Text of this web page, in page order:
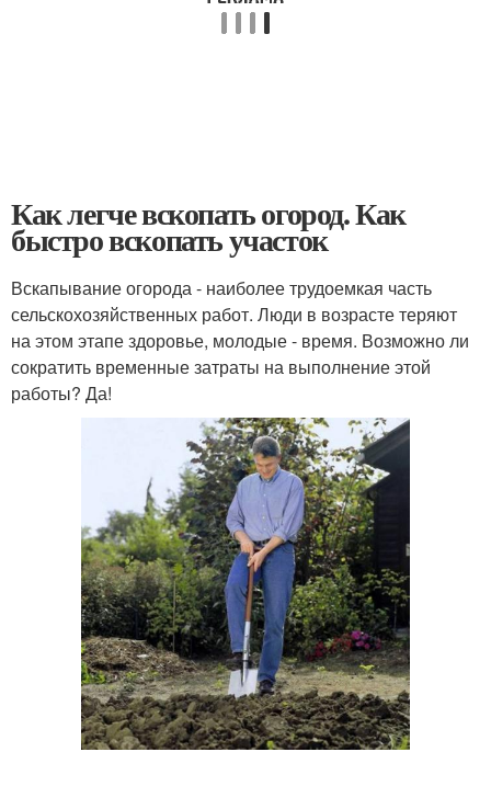
Как легче вскопать огород. Как
быстро вскопать участок
Вскапывание огорода - наиболее трудоемкая часть
сельскохозяйственных работ. Люди в возрасте теряют
на этом этапе здоровье, молодые - время. Возможно ли
сократить временные затраты на выполнение этой
работы? Да!